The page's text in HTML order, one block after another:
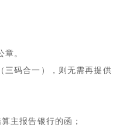
。
三码合一），则无需再提供
主报告银行的函；